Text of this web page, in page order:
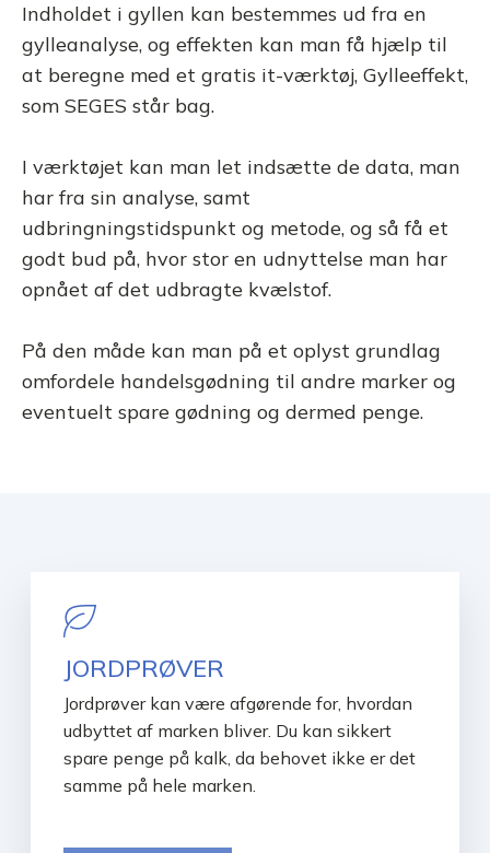
Indholdet i gyllen kan bestemmes ud fra en
gylleanalyse, og effekten kan man få hjælp til
at beregne med et gratis it-værktøj, Gylleeffekt,
som SEGES står bag.
I værktøjet kan man let indsætte de data, man
har fra sin analyse, samt
udbringningstidspunkt og metode, og så få et
godt bud på, hvor stor en udnyttelse man har
opnået af det udbragte kvælstof.
På den måde kan man på et oplyst grundlag
omfordele handelsgødning til andre marker og
eventuelt spare gødning og dermed penge.
JORDPRØVER
Jordprøver kan være afgørende for, hvordan
udbyttet af marken bliver. Du kan sikkert
spare penge på kalk, da behovet ikke er det
samme på hele marken.